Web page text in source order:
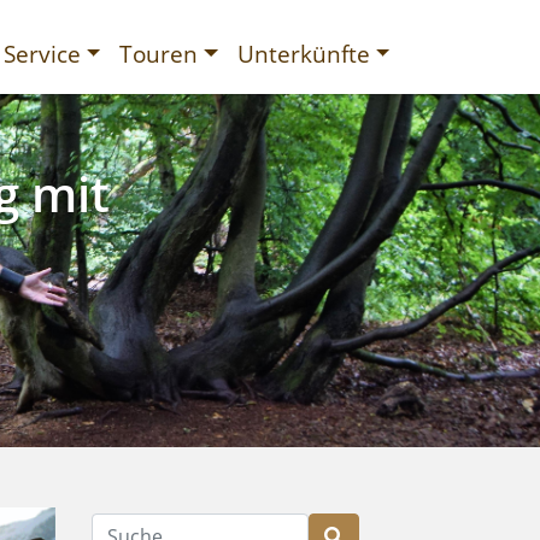
Service Touren Unterkünfte
mit
Suche